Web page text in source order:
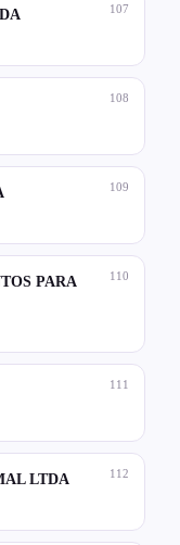
107
108
109
110
PARA
111
112
LTDA